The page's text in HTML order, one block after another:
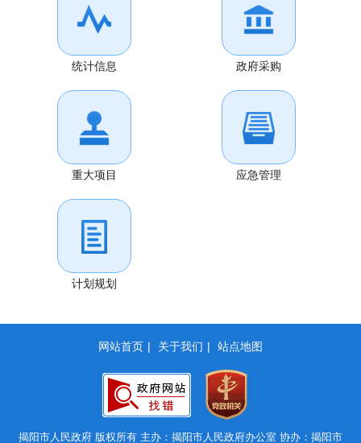
统计信息 政府采购
重大项目 应急管理
计划规划
网站首页 | 关于我们 | 站点地图
揭阳市人民政府 版权所有 主办：揭阳市人民政府办公室 协办：揭阳市